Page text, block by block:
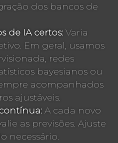
dos bancos de
de IA certos: Varia
Em geral, usamos
redes
bayesianos ou
acompanhados
ajustáveis.
A cada novo
as previsões. Ajuste
necessário.